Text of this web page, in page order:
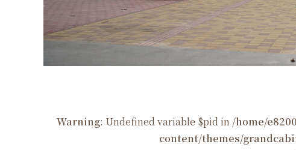
Warning: Undefined variable $pid in /home/
content/themes/